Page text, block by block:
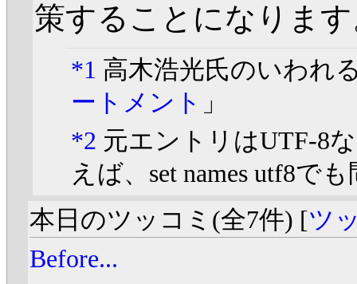
策することになりま
*1 高木浩光氏のいわれ
ートメント 」
*2 元エントリはUTF-8
えば、set names utf8で
本日のツッコミ(全7件) [ツ
Before...